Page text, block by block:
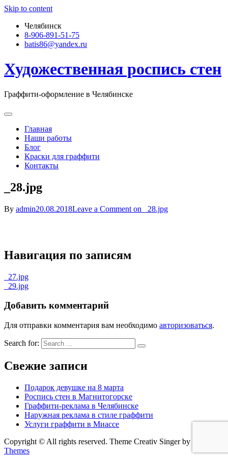
Skip to content
Челябинск
8-906-891-51-75
batis86@yandex.ru
Художественная роспись стен
Граффити-оформление в Челябинске
Главная
Наши работы
Блог
Краски для граффити
Контакты
_28.jpg
By admin20.08.2018Leave a Comment on _28.jpg
Навигация по записям
_27.jpg
_29.jpg
Добавить комментарий
Для отправки комментария вам необходимо авторизоваться.
Search for:
Свежие записи
Подарок девушке на 8 марта
Роспись стен в Магнитогорске
Граффити-реклама в Челябинске
Наружная реклама в стиле граффити
Услуги граффити в Миассе
Copyright © All rights reserved. Theme Creativ Singer by
Themes